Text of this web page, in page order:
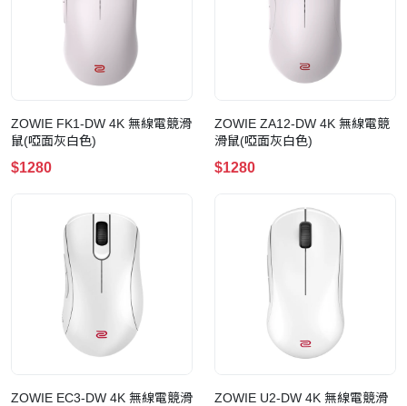
ZOWIE FK1-DW 4K 無線電競滑
鼠(啞面灰白色)
$1280
ZOWIE ZA12-DW 4K 無線電競
滑鼠(啞面灰白色)
$1280
ZOWIE EC3-DW 4K 無線電競滑
ZOWIE U2-DW 4K 無線電競滑